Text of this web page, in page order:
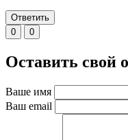
Ответить
0
0
Оставить свой
Ваше имя
Ваш email